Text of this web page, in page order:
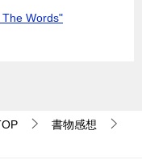
Words"
書物感想